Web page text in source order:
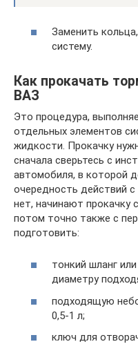
Заменить
систему.
Как прокачать
ВАЗ
Это процедура,
отдельных элементов
жидкости. Прокачку
сначала сверьтесь с
автомобиля, в которой
очередность действий с
нет, начинают прокачку
потом точно также с
подготовить:
тонкий шланг
диаметру
подходящую
0,5-1 л;
ключ для